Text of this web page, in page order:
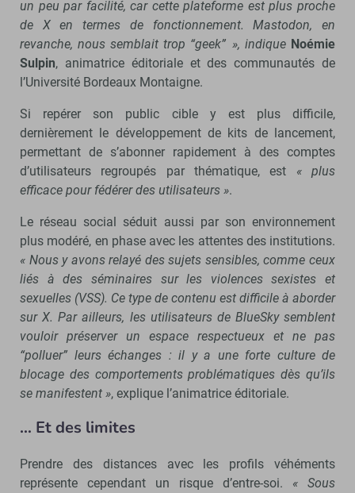
un peu par facilité, car cette plateforme est plus proche
de X en termes de fonctionnement. Mastodon, en
revanche, nous semblait trop “geek” », indique Noémie
Sulpin, animatrice éditoriale et des communautés de
l’Université Bordeaux Montaigne.
Si repérer son public cible y est plus difficile,
dernièrement le développement de kits de lancement,
permettant de s’abonner rapidement à des comptes
d’utilisateurs regroupés par thématique, est « plus
efficace pour fédérer des utilisateurs ».
Le réseau social séduit aussi par son environnement
plus modéré, en phase avec les attentes des institutions.
« Nous y avons relayé des sujets sensibles, comme ceux
liés à des séminaires sur les violences sexistes et
sexuelles (VSS). Ce type de contenu est difficile à aborder
sur X. Par ailleurs, les utilisateurs de BlueSky semblent
vouloir préserver un espace respectueux et ne pas
“polluer” leurs échanges : il y a une forte culture de
blocage des comportements problématiques dès qu’ils
se manifestent », explique l’animatrice éditoriale.
… Et des limites
Prendre des distances avec les profils véhéments
représente cependant un risque d’entre-soi. « Sous